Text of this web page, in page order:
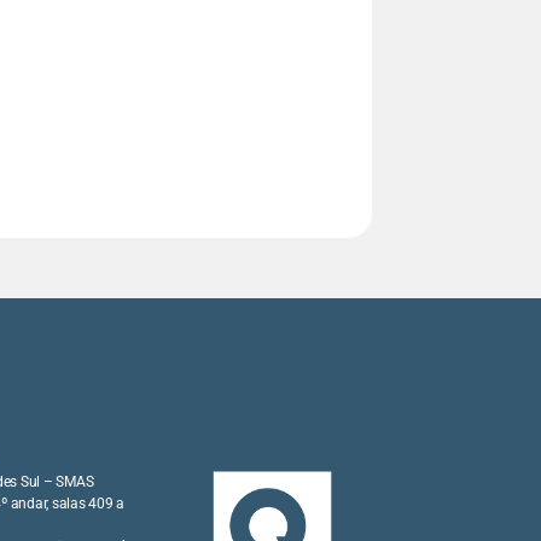
Sul – SMAS
andar, salas 409 a